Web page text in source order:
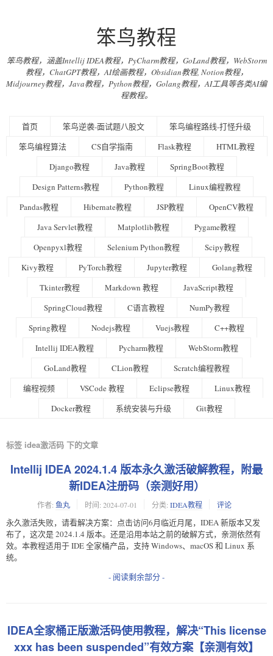
笨鸟教程
笨鸟教程，涵盖Intellij IDEA教程，PyCharm教程，GoLand教程，WebStorm
教程，ChatGPT教程，AI绘画教程，Obsidian教程, Notion教程，
Midjourney教程，Java教程，Python教程，Golang教程，AI工具等各类AI编
程教程。
首页 笨鸟逆袭-面试题八股文
笨鸟编程路线-打怪升级
笨鸟编程算法
CS自学指南 Flask教程
HTML教程
Django教程
Java教程
SpringBoot教程
Design Patterns教程
Python教程
Linux编程教程
Pandas教程
Hibernate教程 JSP教程
OpenCV教程
Java Servlet教程
Matplotlib教程
Pygame教程
Openpyxl教程
Selenium Python教程
Scipy教程
Kivy教程
PyTorch教程 Jupyter教程
Golang教程
Tkinter教程
Markdown 教程
JavaScript教程
SpringCloud教程
C语言教程
NumPy教程
Spring教程
Nodejs教程 Vuejs教程
C++教程
Intellij IDEA教程
Pycharm教程
WebStorm教程
GoLand教程
CLion教程
Scratch编程教程
编程视频
VSCode 教程 Eclipse教程
Linux教程
Docker教程
系统安装与升级 Git教程
标签 idea激活码 下的文章
Intellij IDEA 2024.1.4 版本永久激活破解教程，附最
新IDEA注册码（亲测好用）
作者: 鱼丸 时间: 2024-07-01 分类: IDEA教程 评论
永久激活失败，请看解决方案：点击访问6月临近月尾，IDEA 新版本又发
布了，这次是 2024.1.4 版本。还是沿用本站之前的破解方式，亲测依然有
效。本教程适用于 IDE 全家桶产品，支持 Windows、macOS 和 Linux 系
统。
- 阅读剩余部分 -
IDEA全家桶正版激活码使用教程，解决“This license
xxx has been suspended”有效方案【亲测有效】